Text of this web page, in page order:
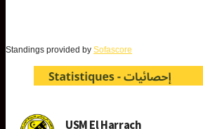
Standings provided by Sofascore